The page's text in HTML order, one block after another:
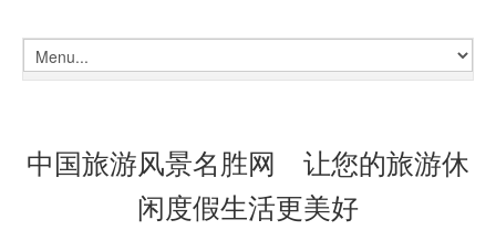
中国旅游风景名胜网 让您的旅游休
闲度假生活更美好